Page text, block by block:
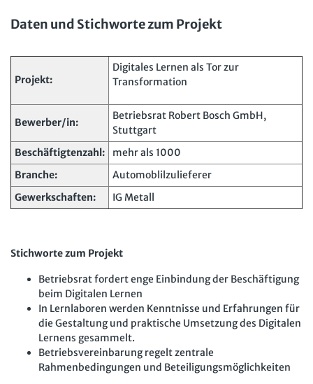
Arbeit und Recht
Soziales Recht
Digitales Arbeits- und Sozialrecht
Soziale Sicherheit
Datenschutz
AGB Impressum
Karriere Buchhandel
Daten und Stichworte zum Projekt
Projekt:
Digitales Lernen als Tor zur
Transformation
Bewerber/in:
Betriebsrat Robert Bosch GmbH,
Stuttgart
Beschäftigtenzahl:
mehr als 1000
Branche:
Automoblilzulieferer
Gewerkschaften:
IG Metall
Stichworte zum Projekt
Betriebsrat fordert enge Einbindung der Beschäftigung
beim Digitalen Lernen
In Lernlaboren werden Kenntnisse und Erfahrungen für
die Gestaltung und praktische Umsetzung des Digitalen
Lernens gesammelt.
Betriebsvereinbarung regelt zentrale
Rahmenbedingungen und Beteiligungsmöglichkeiten